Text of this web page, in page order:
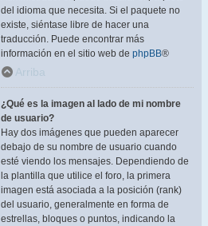
del idioma que necesita. Si el paquete no
existe, siéntase libre de hacer una
traducción. Puede encontrar más
información en el sitio web de phpBB®
Arriba
¿Qué es la imagen al lado de mi nombre
de usuario?
Hay dos imágenes que pueden aparecer
debajo de su nombre de usuario cuando
esté viendo los mensajes. Dependiendo de
la plantilla que utilice el foro, la primera
imagen está asociada a la posición (rank)
del usuario, generalmente en forma de
estrellas, bloques o puntos, indicando la